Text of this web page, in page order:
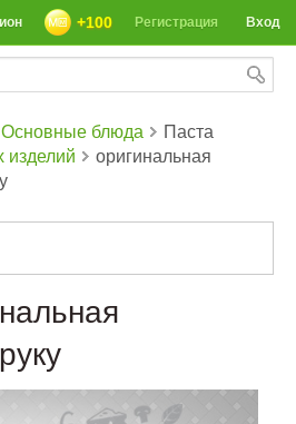
39142 РЕЦЕПТА
Вход
Регистрация
+100
Основные блюда
изделий
Паста
оригинальная